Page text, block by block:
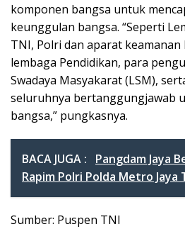
komponen bangsa untuk
keunggulan bangsa. “Seperti
TNI, Polri dan aparat keamanan
lembaga Pendidikan, para
Swadaya Masyakarat (LSM),
seluruhnya bertanggungjawab
bangsa,” pungkasnya.
BACA JUGA :
Pangdam Jaya
Rapim Polri Polda Metro Jaya
Sumber: Puspen TNI